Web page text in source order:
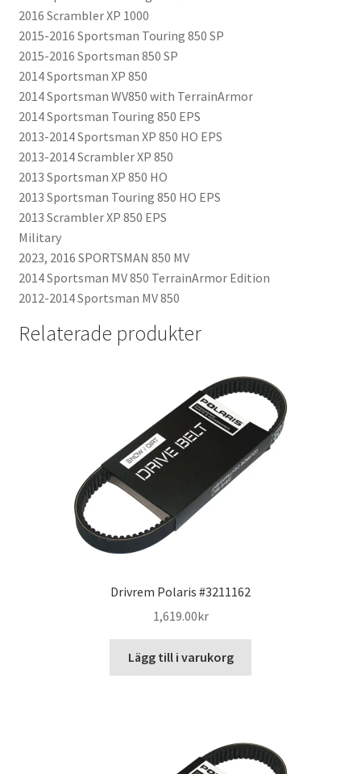
2016 Scrambler XP 1000
2015-2016 Sportsman Touring 850 SP
2015-2016 Sportsman 850 SP
2014 Sportsman XP 850
2014 Sportsman WV850 with TerrainArmor
2014 Sportsman Touring 850 EPS
2013-2014 Sportsman XP 850 HO EPS
2013-2014 Scrambler XP 850
2013 Sportsman XP 850 HO
2013 Sportsman Touring 850 HO EPS
2013 Scrambler XP 850 EPS
Military
2023, 2016 SPORTSMAN 850 MV
2014 Sportsman MV 850 TerrainArmor Edition
2012-2014 Sportsman MV 850
Relaterade produkter
Drivrem Polaris #3211162
1,619.00kr
Lägg till i varukorg